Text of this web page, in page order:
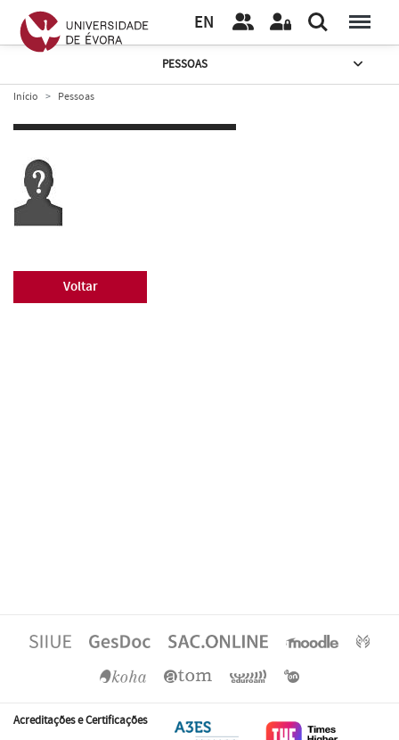
EN
PESSOAS
Início Pessoas
Voltar
Acreditações e Certificações